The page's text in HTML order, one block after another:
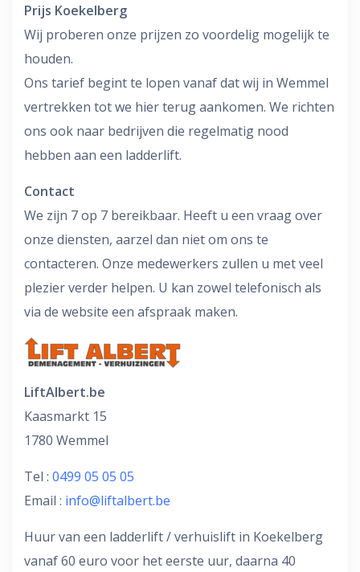
Prijs Koekelberg
Wij proberen onze prijzen zo voordelig mogelijk te
houden.
Ons tarief begint te lopen vanaf dat wij in Wemmel
vertrekken tot we hier terug aankomen. We richten
ons ook naar bedrijven die regelmatig nood
hebben aan een ladderlift.
Contact
We zijn 7 op 7 bereikbaar. Heeft u een vraag over
onze diensten, aarzel dan niet om ons te
contacteren. Onze medewerkers zullen u met veel
plezier verder helpen. U kan zowel telefonisch als
via de website een afspraak maken.
LiftAlbert.be
Kaasmarkt 15
1780 Wemmel
Tel : 0499 05 05 05
Email : info@liftalbert.be
Huur van een ladderlift / verhuislift in Koekelberg
vanaf 60 euro voor het eerste uur, daarna 40